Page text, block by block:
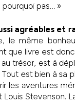
pas… »
agréables et
le même
que livre est
trésor, est à
est bien à sa
les aventures
Stevenson.